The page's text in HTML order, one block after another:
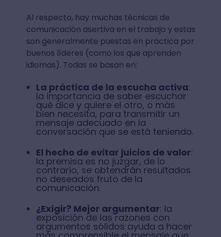
Al respecto, hay muchas técnicas de
comunicación asertiva en el trabajo y estas
son generalmente puestas en práctica por
buenos líderes (como los que aprenden
idiomas). Todas se basan en:
La práctica de la escucha activa:
la importancia de saber escuchar
qué dice y quiere el otro, o más
bien necesita, para transmitir un
mensaje adecuado en la
conversación que se está teniendo.
El hecho de evitar juicios de valor:
la premisa es no juzgar, de lo
contrario, se obtendrán resultados
no deseados fruto de la
comunicación.
¿Exigir? Mejor argumentar: la
exposición de las razones con
argumentos sólidos ayuda a hacer